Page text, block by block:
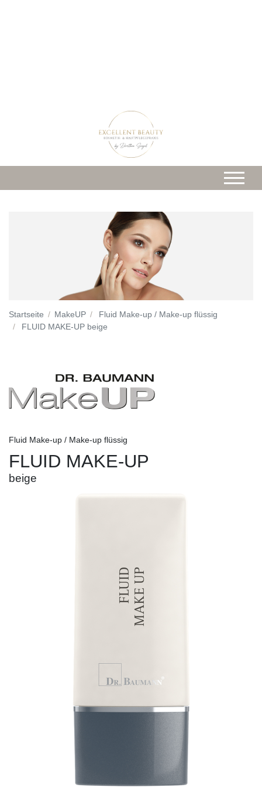
Startseite MakeUP
Fluid Make-up / Make-up flüssig
FLUID MAKE-UP beige
Fluid Make-up / Make-up flüssig
FLUID MAKE-UP
beige